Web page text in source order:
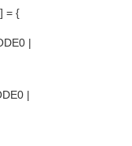
= {
|
|